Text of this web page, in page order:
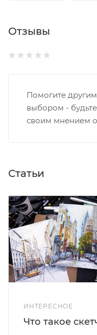
Отзывы
Помогите
выбором -
своим мнением
Статьи
ИНТЕРЕСНОЕ
Что такое